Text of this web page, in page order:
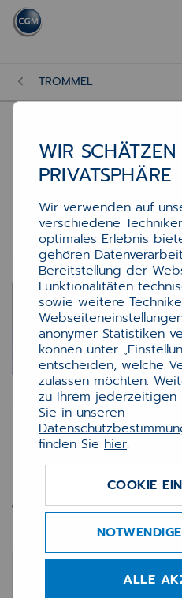
TROMMEL
Trommel HP
WIR SCHÄTZEN
PRIVATSPHÄRE
Wir verwenden auf
verschiedene
optimales Erlebnis
gehören
Bereitstellung der
Funktionalitäten
sowie weitere
anonymer Statistiken
können unter
entscheiden, welche
zulassen möchten.
zu Ihrem
Sie in unseren
finden Sie hier.
COOKIE
ALLE